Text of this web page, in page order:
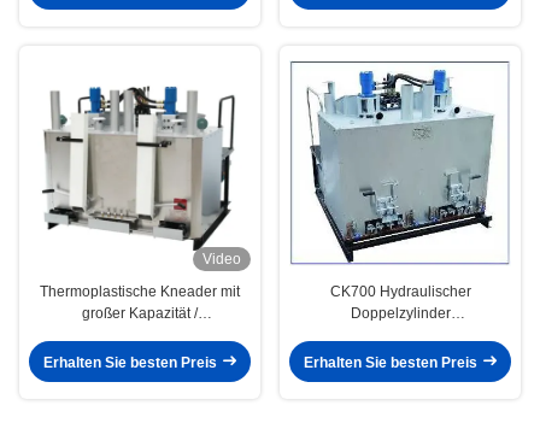
Video
Thermoplastische Kneader mit
großer Kapazität /
Vorwärmer
Erhalten Sie besten Preis
CK700 Hydraulischer
Doppelzylinder
Temperaturkontrolle
Erhalten Sie besten Preis